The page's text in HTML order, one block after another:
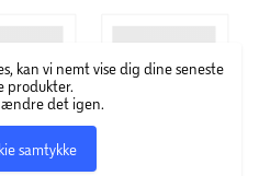
kan vi nemt vise dig dine seneste
produkter.
ændre det igen.
samtykke